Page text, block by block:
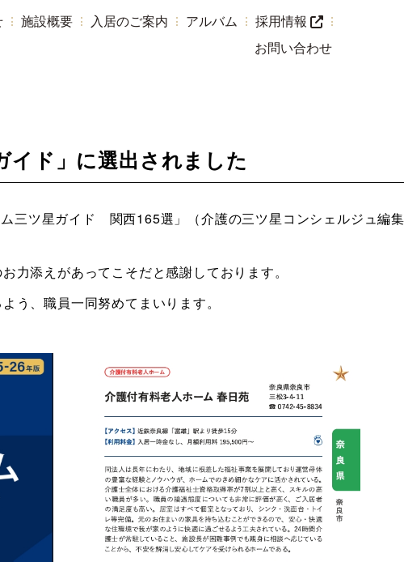
施設概要 入居のご案内 アルバム
採用情報
お問い合わせ
イド」に選出されました
三ツ星ガイド 関西165選」（介護の三ツ星コンシェルジュ編
力添えがあってこそだと感謝しております。
う、職員一同努めてまいります。